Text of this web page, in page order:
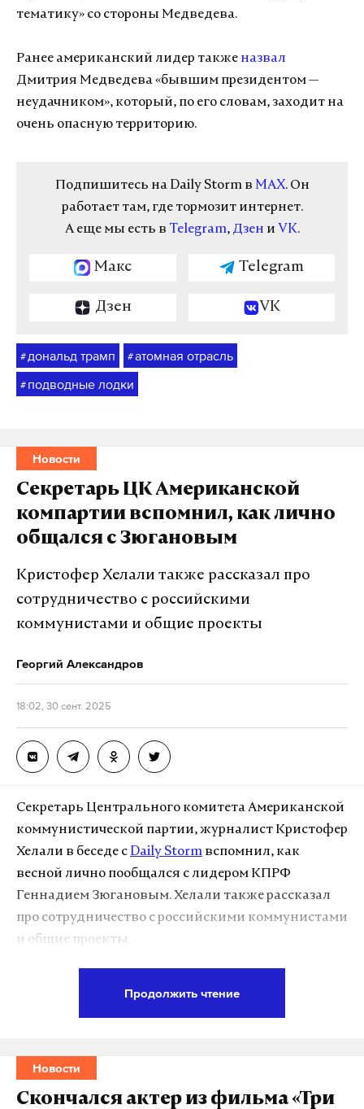
тематику» со стороны Медведева.
Ранее американский лидер также назвал
Дмитрия Медведева «бывшим президентом —
неудачником», который, по его словам, заходит на
очень опасную территорию.
Подпишитесь на Daily Storm в MAX. Он
работает там, где тормозит интернет.
А еще мы есть в Telegram, Дзен и VK.
Макс Telegram
Дзен VK
# дональд трамп #атомная отрасль
# подводные лодки
Новости
Секретарь ЦК Американской
компартии вспомнил, как лично
общался с Зюгановым
Кристофер Хелали также рассказал про
сотрудничество с российскими
коммунистами и общие проекты
Георгий Александров
18:02, 30 сент. 2025
Секретарь Центрального комитета Американской
коммунистической партии, журналист Кристофер
Хелали в беседе с Daily Storm вспомнил, как
весной лично пообщался с лидером КПРФ
Геннадием Зюгановым. Хелали также рассказал
про сотрудничество с российскими коммунистами
и общие проекты.
однопартийцы посещают Донбасс с 2014 года.
Продолжить чтение
Новости
Скончался актер из фильма «Три